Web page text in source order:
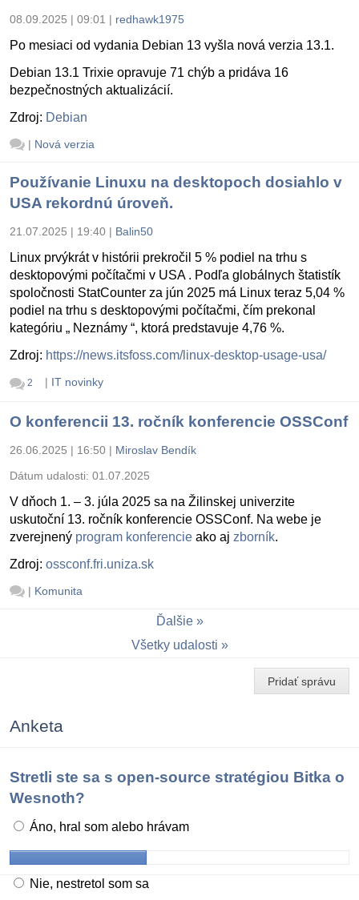
08.09.2025 | 09:01 | redhawk1975
Po mesiaci od vydania Debian 13 vyšla nová verzia 13.1.
Debian 13.1 Trixie opravuje 71 chýb a pridáva 16
bezpečnostných aktualizácií.
Zdroj: Debian
| Nová verzia
Používanie Linuxu na desktopoch dosiahlo v
USA rekordnú úroveň.
21.07.2025 | 19:40 | Balin50
Linux prvýkrát v histórii prekročil 5 % podiel na trhu s
desktopovými počítačmi v USA . Podľa globálnych štatistík
spoločnosti StatCounter za jún 2025 má Linux teraz 5,04 %
podiel na trhu s desktopovými počítačmi, čím prekonal
kategóriu „ Neznámy “, ktorá predstavuje 4,76 %.
Zdroj: https://news.itsfoss.com/linux-desktop-usage-usa/
2 | IT novinky
O konferencii 13. ročník konferencie OSSConf
26.06.2025 | 16:50 | Miroslav Bendík
Dátum udalosti: 01.07.2025
V dňoch 1. – 3. júla 2025 sa na Žilinskej univerzite
uskutoční 13. ročník konferencie OSSConf. Na webe je
zverejnený program konferencie ako aj zborník.
Zdroj: ossconf.fri.uniza.sk
| Komunita
Ďalšie
Všetky udalosti
Pridať správu
Anketa
Stretli ste sa s open-source stratégiou Bitka o
Wesnoth?
Áno, hral som alebo hrávam
Nie, nestretol som sa